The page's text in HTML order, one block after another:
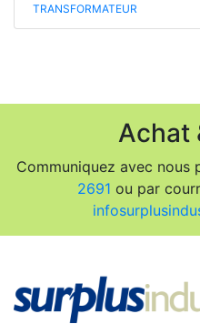
TRANSFORMATEUR
Achat
Communiquez avec nous
2691 ou par